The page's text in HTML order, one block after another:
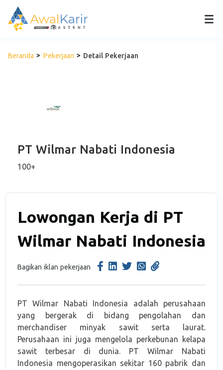
Beranda Pekerjaan Detail Pekerjaan
PT Wilmar Nabati Indonesia
100+
Lowongan Kerja di PT
Wilmar Nabati Indonesia
Bagikan iklan pekerjaan
PT Wilmar Nabati Indonesia adalah perusahaan
yang bergerak di bidang pengolahan dan
merchandiser minyak sawit serta laurat.
Perusahaan ini juga mengelola perkebunan kelapa
sawit terbesar di dunia. PT Wilmar Nabati
Indonesia mengoperasikan sekitar 160 pabrik dan